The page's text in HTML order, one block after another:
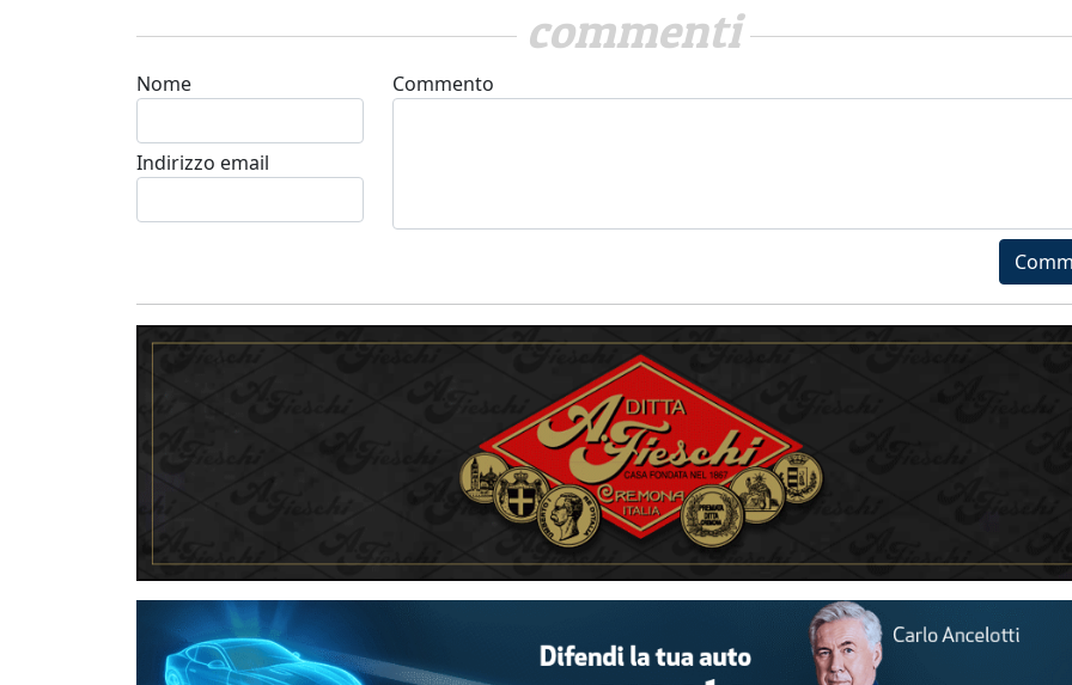
commenti
Nome
Indirizzo email
Commento